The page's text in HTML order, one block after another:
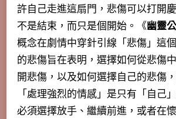
許自己走進這扇門，悲傷可以打開
不是結束，而只是個開始。《幽靈公
概念在劇情中穿針引線「悲傷」這
的悲傷旨在表明， 選擇如何從悲傷
開悲傷，以及如何選擇自己的悲傷
「處理強烈的情感」是只有「自己
必須選擇放手、繼續前進，或者在